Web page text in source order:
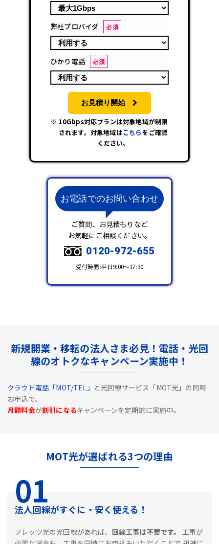
弊社プロバイダ 必須
ひかり電話 必須
お見積り開始
10Gbps対応プランは対象地域が制限
されます。対象地域はこちらをご確認
ください。
お電話でのお問い合わせ
ご質問、お見積もりなど
お気軽にご相談ください。
0120-972-655
受付時間:平日9:00～17:30
新規開業・移転の法人さま必見！電話・光回
線のオトクなキャンペーン実施中！
クラウド電話「MOT/TEL」 と光回線サービス「MOT光」の同時
お申込で、
月額料金が割引になるキャンペーンを定期的に実施中。
MOT光が選ばれる3つの理由
01
法人回線がすぐに・安く使える！
フレッツ光の光回線があれば、 回線工事は不要です。
工事が